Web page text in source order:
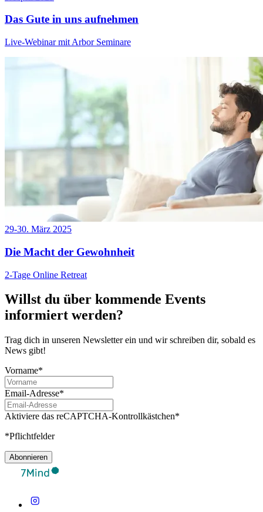
Das Gute in uns aufnehmen
Live-Webinar mit Arbor Seminare
29-30. März 2025
Die Macht der Gewohnheit
2-Tage Online Retreat
Willst du über kommende Events
informiert werden?
Trag dich in unseren Newsletter ein und wir schreiben dir, sobald es
News gibt!
Vorname*
Email-Adresse*
Aktiviere das reCAPTCHA-Kontrollkästchen*
*Pflichtfelder
Abonnieren